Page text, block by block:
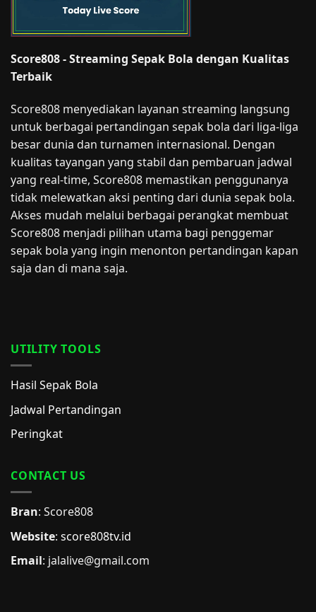
Score808 - Streaming Sepak Bola dengan Kualitas
Terbaik
Score808 menyediakan layanan streaming langsung
untuk berbagai pertandingan sepak bola dari liga-liga
besar dunia dan turnamen internasional. Dengan
kualitas tayangan yang stabil dan pembaruan jadwal
yang real-time, Score808 memastikan penggunanya
tidak melewatkan aksi penting dari dunia sepak bola.
Akses mudah melalui berbagai perangkat membuat
Score808 menjadi pilihan utama bagi penggemar
sepak bola yang ingin menonton pertandingan kapan
saja dan di mana saja.
UTILITY TOOLS
Hasil Sepak Bola
Jadwal Pertandingan
Peringkat
CONTACT US
Bran: Score808
Website: score808tv.id
Email: jalalive@gmail.com